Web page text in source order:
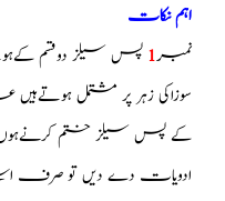
اہم نکات
نمبر1 پس سیلز دوقسم
سوزاکی زہر پر مشتمل
کے پس سیلز ختم کرنےہوں
ادویات دے دیں تو صرف